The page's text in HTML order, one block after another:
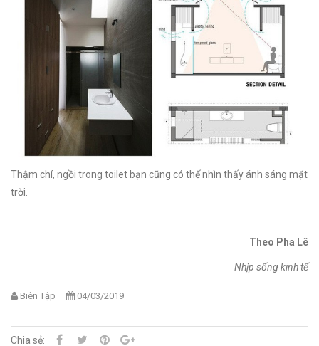
Thậm chí, ngồi trong toilet bạn cũng có thế nhìn thấy ánh sáng mặt
trời.
Theo Pha Lê
Nhịp sống kinh tế
Biên Tập 04/03/2019
Chia sẻ: